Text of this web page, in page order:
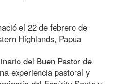
el 22 de febrero de
Highlands, Papúa
del Buen Pastor de
experiencia pastoral y